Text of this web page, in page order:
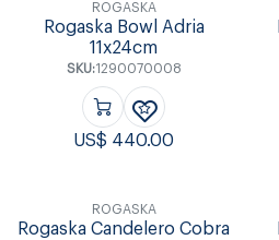
ROGASKA
Rogaska Bowl Adria
11x24cm
SKU:1290070008
US$ 440.00
ROGASKA
Rogaska Candelero Cobra